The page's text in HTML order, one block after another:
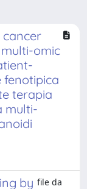
cancer
omic
fenotipica
terapia
multi-
by file da